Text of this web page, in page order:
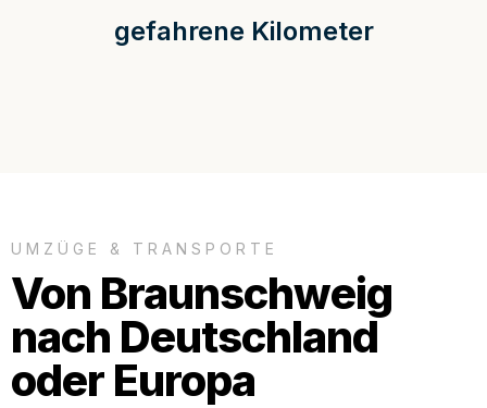
gefahrene Kilometer
UMZÜGE & TRANSPORTE
Von Braunschweig
nach Deutschland
oder Europa